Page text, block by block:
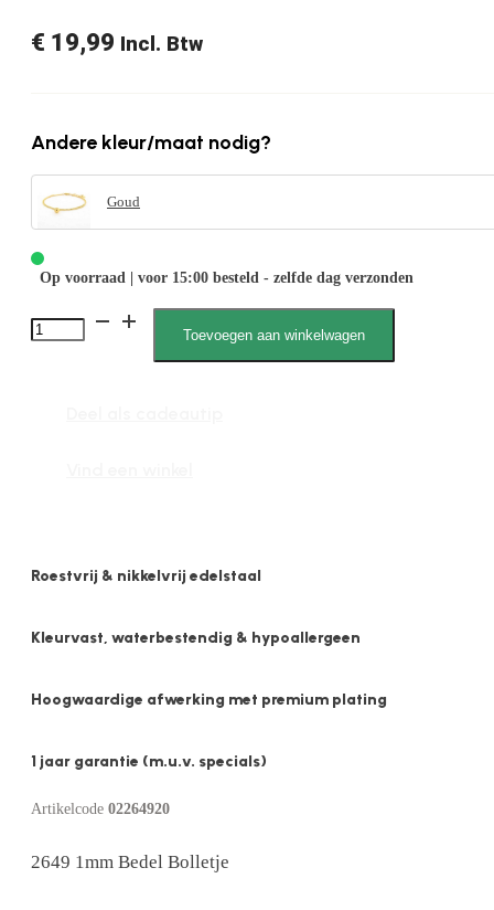
€ 19,99 Incl. Btw
Andere kleur/maat nodig?
Goud
Op voorraad | voor 15:00 besteld - zelfde dag verzonden
2649
Toevoegen aan winkelwagen
Roestvrij & nikkelvrij edelstaal
Kleurvast, waterbestendig & hypoallergeen
Hoogwaardige afwerking met premium plating
1 jaar garantie (m.u.v. specials)
Artikelcode 02264920
2649 1mm Bedel Bolletje